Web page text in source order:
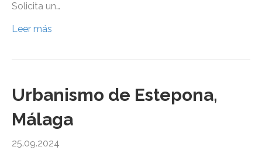
Solicita un…
Leer más
Urbanismo de Estepona,
Málaga
25.09.2024